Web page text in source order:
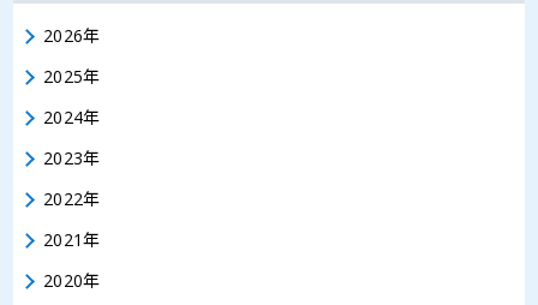
2026年
2025年
2024年
2023年
2022年
2021年
2020年